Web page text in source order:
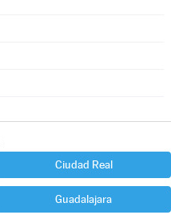
Ciudad Real
Guadalajara